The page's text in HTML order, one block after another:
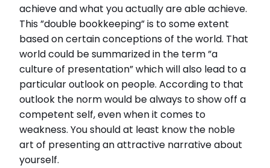
achieve and what you actually are able achieve.
This ”double bookkeeping” is to some extent
based on certain conceptions of the world. That
world could be summarized in the term ”a
culture of presentation” which will also lead to a
particular outlook on people. According to that
outlook the norm would be always to show off a
competent self, even when it comes to
weakness. You should at least know the noble
art of presenting an attractive narrative about
yourself.